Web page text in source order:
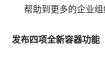
帮助到更多的企业组
发布四项全新容器功能